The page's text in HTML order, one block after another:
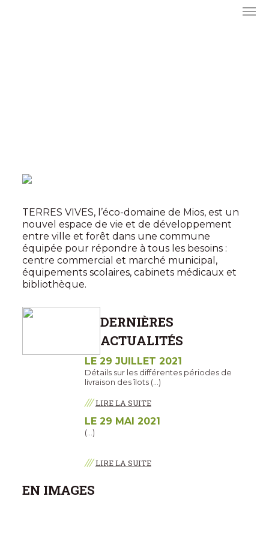
TERRES VIVES, l’éco-domaine de Mios, est un
nouvel espace de vie et de développement
entre ville et forêt dans une commune
équipée pour répondre à tous les besoins :
centre commercial et marché municipal,
équipements scolaires, cabinets médicaux et
bibliothèque.
DERNIÈRES
ACTUALITÉS
LE 29 JUILLET 2021
Détails sur les différentes périodes de
livraison des îlots (…)
/// LIRE LA SUITE
LE 29 MAI 2021
(…)
/// LIRE LA SUITE
EN IMAGES